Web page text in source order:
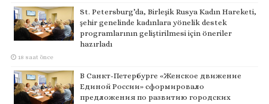
St. Petersburg’da, Birleşik Rusya Kadın Hareketi,
şehir genelinde kadınlara yönelik destek
programlarının geliştirilmesi için öneriler
hazırladı
18 saat önce
В Санкт-Петербурге «Женское движение
Единой России» сформировало
предложения по развитию городских